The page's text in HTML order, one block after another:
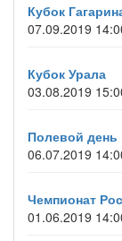
Кубок
07.09.2019
Кубок Урала
03.08.2019
Полевой день
06.07.2019
Чемпионат
01.06.2019